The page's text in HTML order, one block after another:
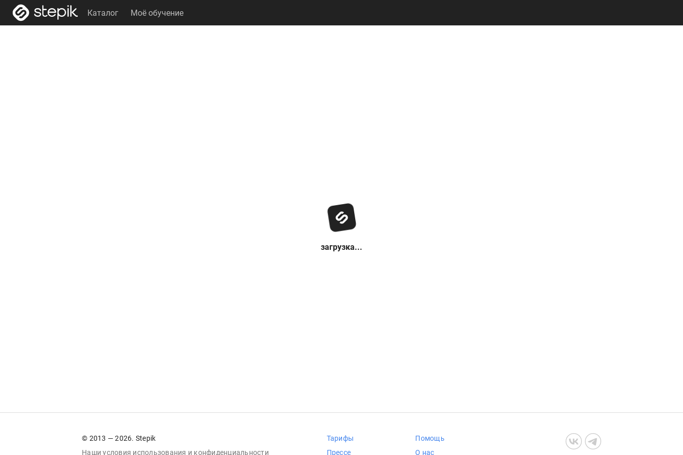
Каталог Моё обучение
загрузка...
© 2013 — 2026. Stepik
Наши условия использования и конфиденциальности
Тарифы
Прессе
Помощь
О нас